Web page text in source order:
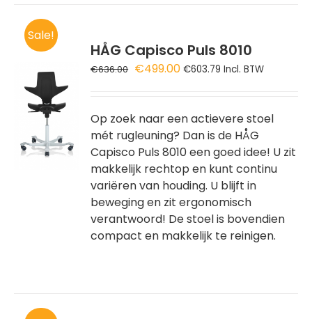
Sale!
HÅG Capisco Puls 8010
€636.00 Oorspronkelijke
€636.00.
€499.00Huidige
€499.00.
€603.79 Incl. BTW
Op zoek naar een actievere stoel
mét rugleuning? Dan is de HÅG
Capisco Puls 8010 een goed idee! U zit
makkelijk rechtop en kunt continu
variëren van houding. U blijft in
beweging en zit ergonomisch
verantwoord! De stoel is bovendien
compact en makkelijk te reinigen.